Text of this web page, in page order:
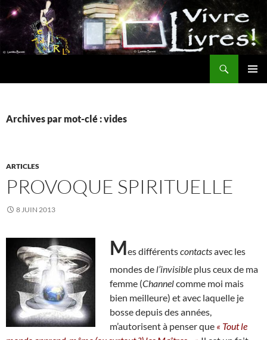
Aller
au
contenu
Archives par mot-clé : vides
ARTICLES
PROVOQUE SPIRITUELLE
8 JUIN 2013
Mes différentscontactsavec les
mondes de l’invisible plus ceux de ma
femme (Channelcomme moi mais
bien meilleure) et avec laquelle je
bosse depuis des années,
m’autorisent à penser que « Tout le